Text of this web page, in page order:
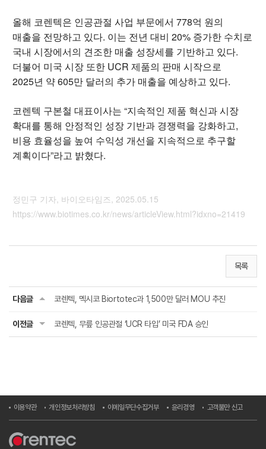
올해 코렌텍은 인공관절 사업 부문에서 778억 원의
매출을 전망하고 있다. 이는 전년 대비 20% 증가한 수치로
국내 시장에서의 견조한 매출 성장세를 기반하고 있다.
더불어 미국 시장 또한 UCR 제품의 판매 시작으로
2025년 약 605만 달러의 추가 매출을 예상하고 있다.
코렌텍 구본철 대표이사는 “지속적인 제품 혁신과 시장
확대를 통해 안정적인 성장 기반과 경쟁력을 강화하고,
비용 효율성을 높여 수익성 개선을 지속적으로 추구할
계획이다”라고 밝혔다.
정민구 기자, 바이오타임즈, 2025.05.15
https://www.biotimes.co.kr/news/articleView.html?idxno=21419
목록
다음글 코렌텍, 멕시코 Biortotec과 1,500만 달러 MOU 추진
이전글 코렌텍, 무릎 인공관절 ‘UCR 타입’ 미국 FDA 승인
이용약관 개인정보처리방침 이메일무단수집거부 윤리경영 고객불만 신고